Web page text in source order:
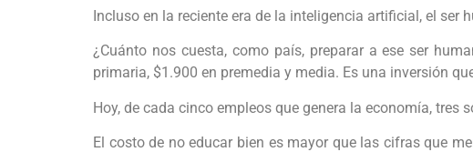
Incluso en la reciente era de la inteligencia artificial, el ser
¿Cuánto nos cuesta, como país, preparar a ese ser
primaria, $1.900 en premedia y media. Es una inversión
Hoy, de cada cinco empleos que genera la economía,
El costo de no educar bien es mayor que las cifras que